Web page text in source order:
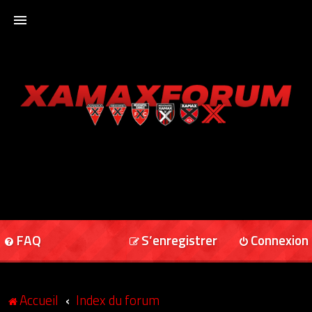
XAMAXFORUM
FAQ Connexion
S’enregistrer
Accueil Index du forum